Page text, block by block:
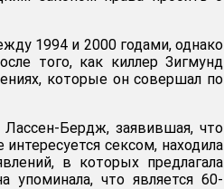
1994 и 2000 годами, однако
того, как киллер Зигмунд
которые он совершал по
Бердж, заявившая, что
сексом, находила
в которых предлагала
упоминала, что является 60-